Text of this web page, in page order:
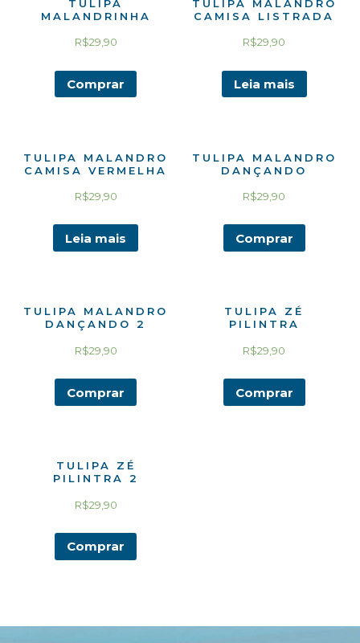
TULIPA
MALANDRINHA
R$29,90
Comprar
TULIPA MALANDRO
CAMISA LISTRADA
R$29,90
Leia mais
TULIPA MALANDRO
CAMISA VERMELHA
R$29,90
Leia mais
TULIPA MALANDRO
DANÇANDO
R$29,90
Comprar
TULIPA MALANDRO
DANÇANDO 2
R$29,90
Comprar
TULIPA ZÉ
PILINTRA
R$29,90
Comprar
TULIPA ZÉ
PILINTRA 2
R$29,90
Comprar